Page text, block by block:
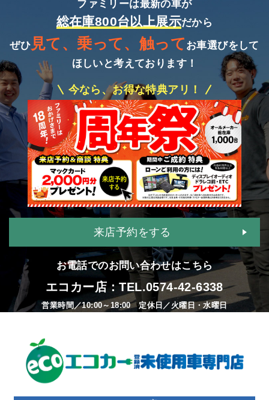
ファミリーは最新の車が
総在庫800台以上展示だから
ぜひ 見て、乗って、触って お車選びをして
ほしいと考えております！
今なら、お得な特典アリ！
来店予約をする
お電話でのお問い合わせはこちら
エコカー店：TEL.0574-42-6338
営業時間／10:00～18:00 定休日／火曜日・水曜日